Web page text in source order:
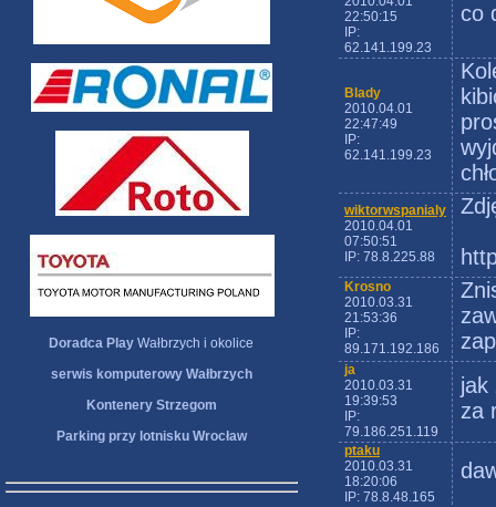
Doradca Play Wałbrzych i okolice
serwis komputerowy Wałbrzych
Kontenery Strzegom
Parking przy lotnisku Wrocław
22:50:15
IP:
62.141.199.23
co
Blady
2010.04.01
22:47:49
IP:
62.141.199.23
wiktorwspanialy
2010.04.01
07:50:51
IP: 78.8.225.88
Krosno
2010.03.31
21:53:36
IP:
89.171.192.186
ja
2010.03.31
19:39:53
IP:
79.186.251.119
jak
za
ptaku
2010.03.31
18:20:06
IP: 78.8.48.165